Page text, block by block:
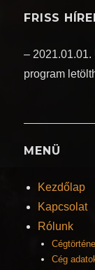
FRISS
– 2021.01.01.
program
MENÜ
Kezdőlap
Kapcsolat
Rólunk
Cég